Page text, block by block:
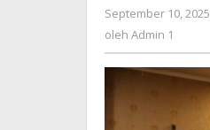
September 10, 2025
oleh Admin 1